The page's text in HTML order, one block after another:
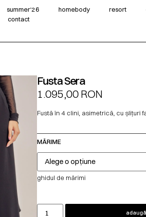
summer‘26 homebody resort
contact
Fusta Sera
1.095,00RON
Fustă în 4 clini, asimetrică, cu șlițuri
MĂRIME
ghidul de mărimi